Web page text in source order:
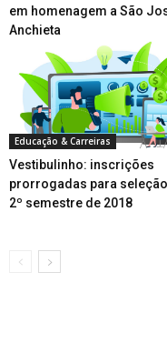
em homenagem a São
Anchieta
Educação & Carreiras
Vestibulinho: inscrições
prorrogadas para
2º semestre de 2018